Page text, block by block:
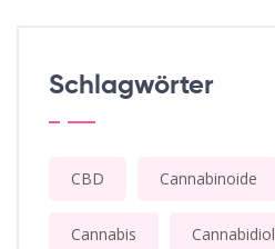
Schlagwörter
CBD Cannabinoide
Cannabis Cannabidiol